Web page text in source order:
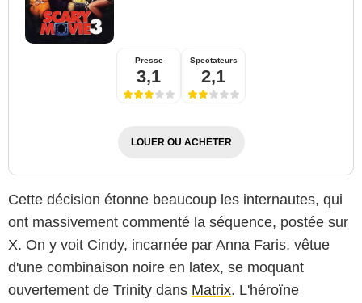
Presse
3,1
Spectateurs
2,1
LOUER OU ACHETER
Cette décision étonne beaucoup les internautes, qui
ont massivement commenté la séquence, postée sur
X. On y voit Cindy, incarnée par Anna Faris, vêtue
d'une combinaison noire en latex, se moquant
ouvertement de Trinity dans Matrix. L'héroïne